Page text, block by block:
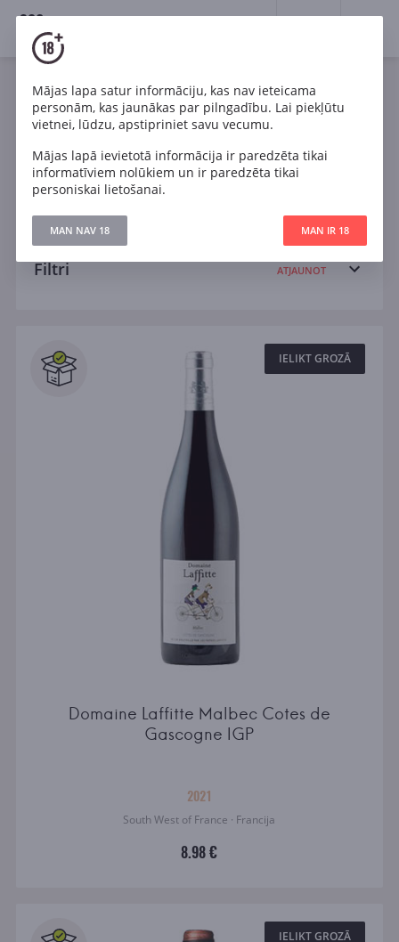
18+
Francija Cabernet Sauvignon Chardonnay
Pinot Noir Riesling Sauvignon Blanc
Sauss
Filtri ATJAUNOT
Visi IELIKT GROZĀ
Domaine Laffitte Malbec Cotes de
Gascogne IGP
2021
South West of France · Francija
8.98 €
IELIKT GROZĀ
Mājas lapa satur informāciju, kas nav ieteicama
personām, kas jaunākas par pilngadību. Lai piekļūtu
vietnei, lūdzu, apstipriniet savu vecumu.
Mājas lapā ievietotā informācija ir paredzēta tikai
informatīviem nolūkiem un ir paredzēta tikai
personiskai lietošanai.
MAN NAV 18 MAN IR 18